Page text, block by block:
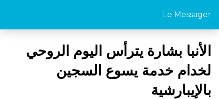
Le Messager
الأنبا بشارة يترأس اليوم الروحي
لخدام خدمة يسوع السجين
بالإيبارشية